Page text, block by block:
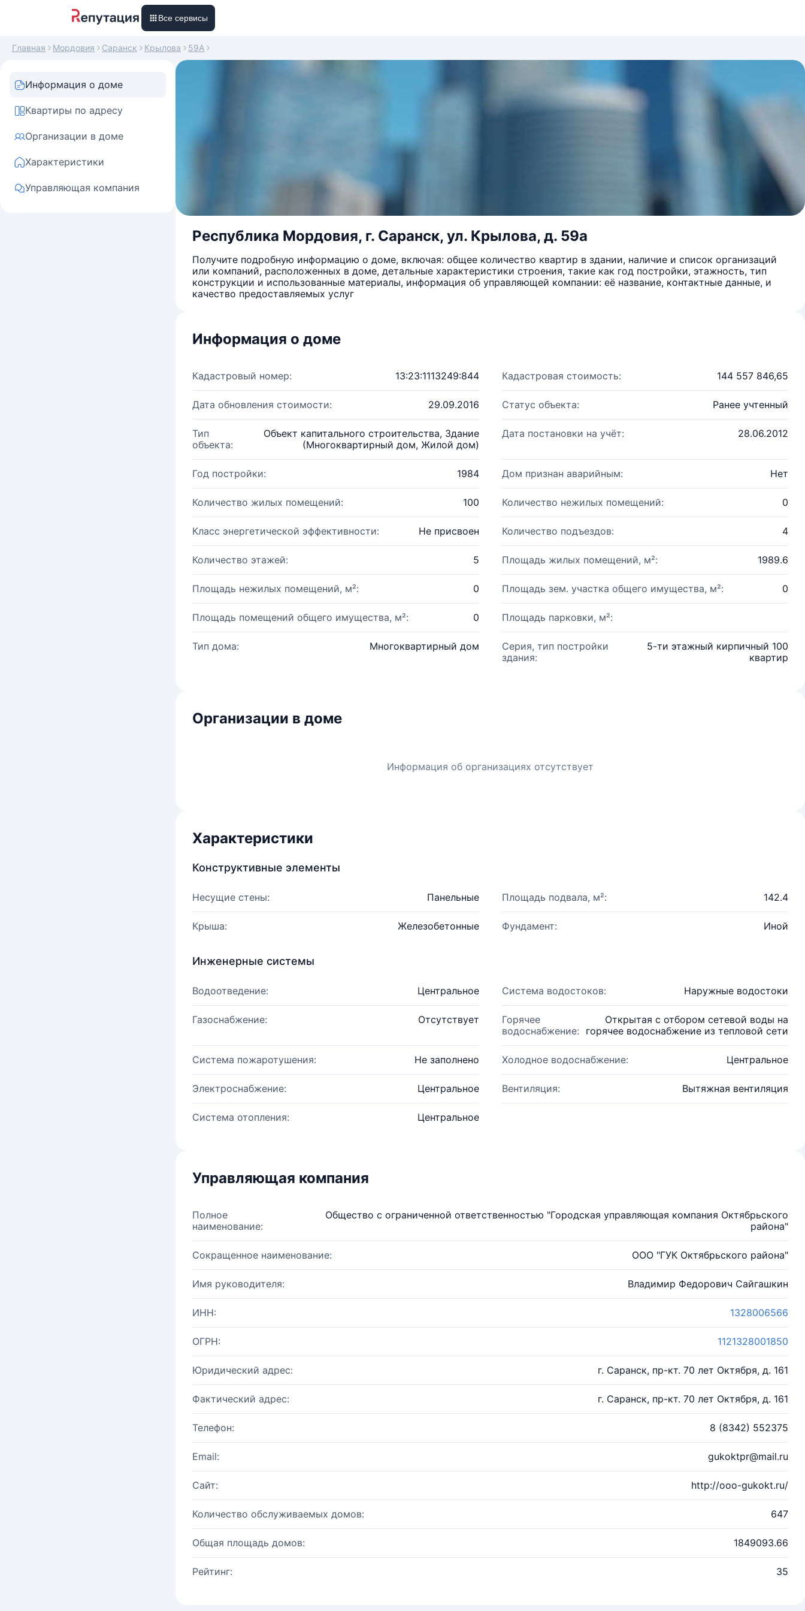
Все сервисы
Главная Мордовия Саранск Крылова 59А
Информация о доме
Квартиры по адресу
Организации в доме
Характеристики
Управляющая компания
Республика Мордовия, г. Саранск, ул. Крылова, д. 59а
Получите подробную информацию о доме, включая: общее количество квартир в здании, наличие и список организаций
или компаний, расположенных в доме, детальные характеристики строения, такие как год постройки, этажность, тип
конструкции и использованные материалы, информация об управляющей компании: её название, контактные данные, и
качество предоставляемых услуг
Информация о доме
Кадастровый номер: 13:23:1113249:844 Кадастровая стоимость: 144 557 846,65
Дата обновления стоимости: 29.09.2016 Статус объекта: Ранее учтенный
Тип
объекта:
Объект капитального строительства, Здание
(Многоквартирный дом, Жилой дом)
Дата постановки на учёт: 28.06.2012
Год постройки: 1984 Дом признан аварийным: Нет
Количество жилых помещений: 100 Количество нежилых помещений: 0
Класс энергетической эффективности: Не присвоен Количество подъездов: 4
Количество этажей: 5 Площадь жилых помещений, м²: 1989.6
Площадь нежилых помещений, м²: 0 Площадь зем. участка общего имущества, м²: 0
Площадь помещений общего имущества, м²: 0 Площадь парковки, м²:
Тип дома: Многоквартирный дом
Серия, тип постройки
здания:
5-ти этажный кирпичный 100
квартир
Организации в доме
Информация об организациях отсутствует
Характеристики
Конструктивные элементы
Несущие стены: Панельные Площадь подвала, м²: 142.4
Крыша: Железобетонные Фундамент: Иной
Инженерные системы
Водоотведение: Центральное Система водостоков: Наружные водостоки
Газоснабжение: Отсутствует
Горячее
водоснабжение:
Открытая с отбором сетевой воды на
горячее водоснабжение из тепловой сети
Система пожаротушения: Не заполнено Холодное водоснабжение: Центральное
Электроснабжение: Центральное Вентиляция: Вытяжная вентиляция
Система отопления: Центральное
Управляющая компания
Полное
наименование:
Общество с ограниченной ответственностью "Городская управляющая компания Октябрьского
района"
Сокращенное наименование: ООО "ГУК Октябрьского района"
Имя руководителя: Владимир Федорович Сайгашкин
ИНН: 1328006566
ОГРН: 1121328001850
Юридический адрес: г. Саранск, пр-кт. 70 лет Октября, д. 161
Фактический адрес: г. Саранск, пр-кт. 70 лет Октября, д. 161
Телефон: 8 (8342) 552375
Email: gukoktpr@mail.ru
Сайт: http://ooo-gukokt.ru/
Количество обслуживаемых домов: 647
Общая площадь домов: 1849093.66
Рейтинг: 35